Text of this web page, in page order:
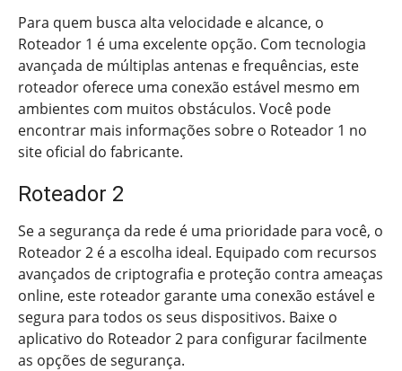
Para quem busca alta velocidade e alcance, o
Roteador 1 é uma excelente opção. Com tecnologia
avançada de múltiplas antenas e frequências, este
roteador oferece uma conexão estável mesmo em
ambientes com muitos obstáculos. Você pode
encontrar mais informações sobre o Roteador 1 no
site oficial do fabricante.
Roteador 2
Se a segurança da rede é uma prioridade para você, o
Roteador 2 é a escolha ideal. Equipado com recursos
avançados de criptografia e proteção contra ameaças
online, este roteador garante uma conexão estável e
segura para todos os seus dispositivos. Baixe o
aplicativo do Roteador 2 para configurar facilmente
as opções de segurança.